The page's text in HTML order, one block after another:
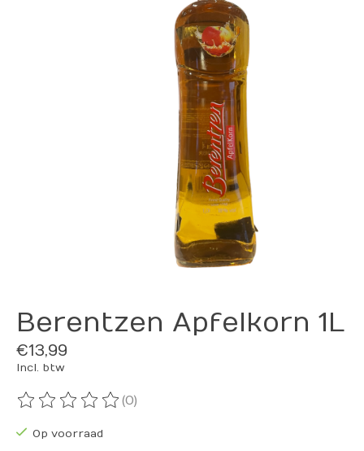
Berentzen Apfelkorn 1L
€13,99
Incl. btw
De beoordeling van dit product is
(0)
Op voorraad